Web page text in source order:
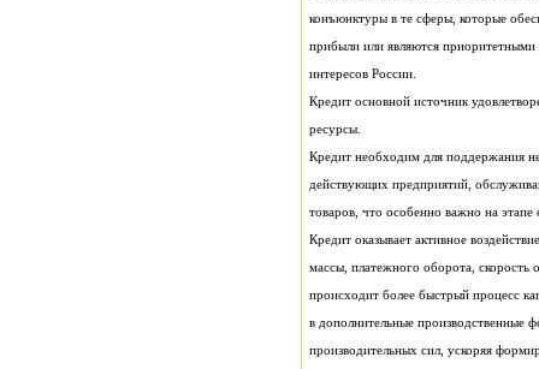
интересов России.
ресурсы.
товаров, что особенно важно на
происходит более быстрый процесс